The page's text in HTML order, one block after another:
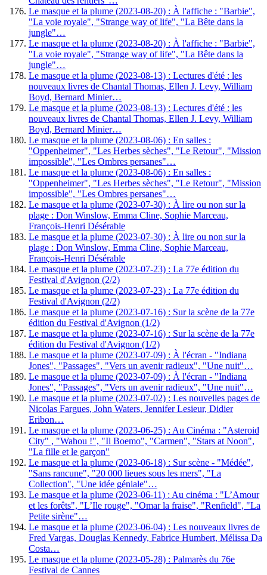
Le masque et la plume (2023-08-20) : À l'affiche : "Barbie",
"La voie royale", "Strange way of life", "La Bête dans la
jungle"…
Le masque et la plume (2023-08-20) : À l'affiche : "Barbie",
"La voie royale", "Strange way of life", "La Bête dans la
jungle"…
Le masque et la plume (2023-08-13) : Lectures d'été : les
nouveaux livres de Chantal Thomas, Ellen J. Levy, William
Boyd, Bernard Minier…
Le masque et la plume (2023-08-13) : Lectures d'été : les
nouveaux livres de Chantal Thomas, Ellen J. Levy, William
Boyd, Bernard Minier…
Le masque et la plume (2023-08-06) : En salles :
"Oppenheimer", "Les Herbes sèches", "Le Retour", "Mission
impossible", "Les Ombres persanes"…
Le masque et la plume (2023-08-06) : En salles :
"Oppenheimer", "Les Herbes sèches", "Le Retour", "Mission
impossible", "Les Ombres persanes"…
Le masque et la plume (2023-07-30) : À lire ou non sur la
plage : Don Winslow, Emma Cline, Sophie Marceau,
François-Henri Désérable
Le masque et la plume (2023-07-30) : À lire ou non sur la
plage : Don Winslow, Emma Cline, Sophie Marceau,
François-Henri Désérable
Le masque et la plume (2023-07-23) : La 77e édition du
Festival d'Avignon (2/2)
Le masque et la plume (2023-07-23) : La 77e édition du
Festival d'Avignon (2/2)
Le masque et la plume (2023-07-16) : Sur la scène de la 77e
édition du Festival d'Avignon (1/2)
Le masque et la plume (2023-07-16) : Sur la scène de la 77e
édition du Festival d'Avignon (1/2)
Le masque et la plume (2023-07-09) : À l'écran - "Indiana
Jones", "Passages", "Vers un avenir radieux", "Une nuit"…
Le masque et la plume (2023-07-09) : À l'écran - "Indiana
Jones", "Passages", "Vers un avenir radieux", "Une nuit"…
Le masque et la plume (2023-07-02) : Les nouvelles pages de
Nicolas Fargues, John Waters, Jennifer Lesieur, Didier
Eribon…
Le masque et la plume (2023-06-25) : Au Cinéma : "Asteroid
City" , "Wahou !", "Il Boemo", "Carmen", "Stars at Noon",
"La fille et le garçon"
Le masque et la plume (2023-06-18) : Sur scène - "Médée",
"Sans rancune", "20 000 lieues sous les mers", "La
Collection", "Une idée géniale"…
Le masque et la plume (2023-06-11) : Au cinéma : "L’Amour
et les forêts", "L’Ile rouge", "Omar la fraise", "Renfield", "La
Petite sirène"…
Le masque et la plume (2023-06-04) : Les nouveaux livres de
Fred Vargas, Douglas Kennedy, Fabrice Humbert, Mélissa Da
Costa…
Le masque et la plume (2023-05-28) : Palmarès du 76e
Festival de Cannes